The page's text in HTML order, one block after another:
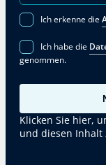
Ich erkenne die
Ich habe die
genommen.
Klicken Sie hier,
und diesen Inhalt